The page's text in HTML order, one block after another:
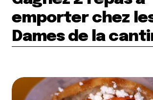
emporter chez
Dames de la